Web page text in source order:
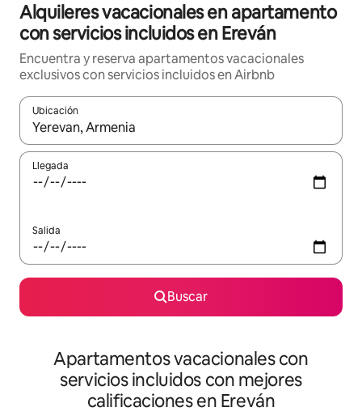
Alquileres vacacionales en apartamento
con servicios incluidos en Ereván
Encuentra y reserva apartamentos vacacionales
exclusivos con servicios incluidos en Airbnb
Ubicación
Cuando los resultados estén disponibles, navega con las
Llegada
Salida
Buscar
Apartamentos vacacionales con
servicios incluidos con mejores
calificaciones en Ereván